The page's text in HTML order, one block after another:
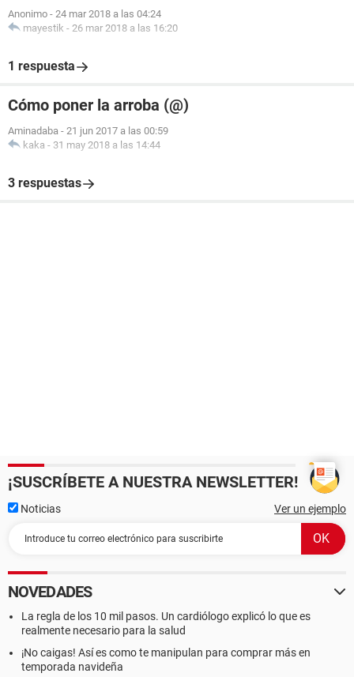
Anonimo - 24 mar 2018 a las 04:24
mayestik - 26 mar 2018 a las 16:20
1 respuesta
Cómo poner la arroba (@)
Aminadaba - 21 jun 2017 a las 00:59
kaka - 31 may 2018 a las 14:44
3 respuestas
¡SUSCRÍBETE A NUESTRA NEWSLETTER!
Noticias Ver un ejemplo
NOVEDADES
La regla de los 10 mil pasos. Un cardiólogo explicó lo que es
realmente necesario para la salud
¡No caigas! Así es como te manipulan para comprar más en
temporada navideña